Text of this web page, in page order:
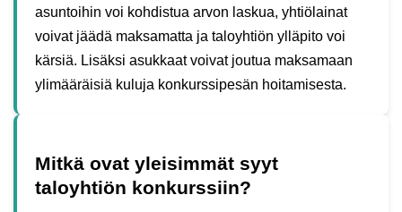
asuntoihin voi kohdistua arvon laskua, yhtiölainat
voivat jäädä maksamatta ja taloyhtiön ylläpito voi
kärsiä. Lisäksi asukkaat voivat joutua maksamaan
ylimääräisiä kuluja konkurssipesän hoitamisesta.
Mitkä ovat yleisimmät syyt
taloyhtiön konkurssiin?